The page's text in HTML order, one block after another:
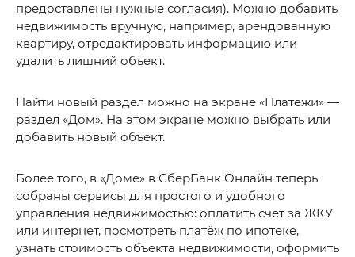
предоставлены нужные согласия). Можно добавить
недвижимость вручную, например, арендованную
квартиру, отредактировать информацию или
удалить лишний объект.
Найти новый раздел можно на экране «Платежи» —
раздел «Дом». На этом экране можно выбрать или
добавить новый объект.
Более того, в «Доме» в СберБанк Онлайн теперь
собраны сервисы для простого и удобного
управления недвижимостью: оплатить счёт за ЖКУ
или интернет, посмотреть платёж по ипотеке,
узнать стоимость объекта недвижимости, оформить